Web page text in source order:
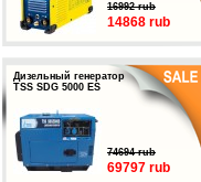
16992 rub
14868 rub
Дизельный генератор
TSS SDG 5000 ES
74694 rub
69797 rub